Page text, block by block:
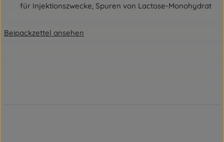
für Injektionszwecke, Spuren von Lactose-Monohydrat
Beipackzettel ansehen